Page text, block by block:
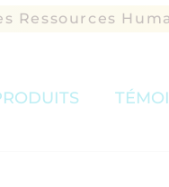
Ressources